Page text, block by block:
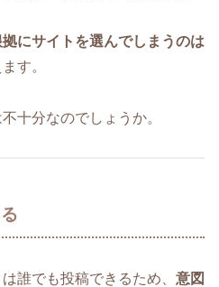
にサイトを選んでしまうのは
す。
十分なのでしょうか。
誰でも投稿できるため、 意図